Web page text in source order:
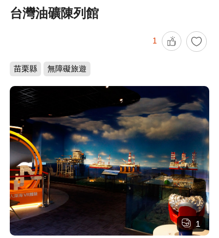
台灣油礦陳列館
1
苗栗縣 無障礙旅遊
1